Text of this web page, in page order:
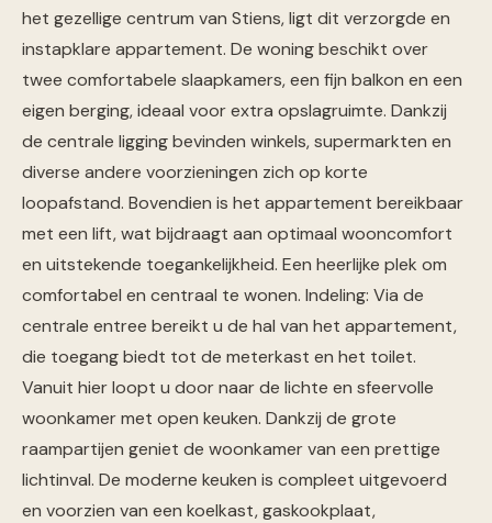
het gezellige centrum van Stiens, ligt dit verzorgde en
instapklare appartement. De woning beschikt over
twee comfortabele slaapkamers, een fijn balkon en een
eigen berging, ideaal voor extra opslagruimte. Dankzij
de centrale ligging bevinden winkels, supermarkten en
diverse andere voorzieningen zich op korte
loopafstand. Bovendien is het appartement bereikbaar
met een lift, wat bijdraagt aan optimaal wooncomfort
en uitstekende toegankelijkheid. Een heerlijke plek om
comfortabel en centraal te wonen. Indeling: Via de
centrale entree bereikt u de hal van het appartement,
die toegang biedt tot de meterkast en het toilet.
Vanuit hier loopt u door naar de lichte en sfeervolle
woonkamer met open keuken. Dankzij de grote
raampartijen geniet de woonkamer van een prettige
lichtinval. De moderne keuken is compleet uitgevoerd
en voorzien van een koelkast, gaskookplaat,